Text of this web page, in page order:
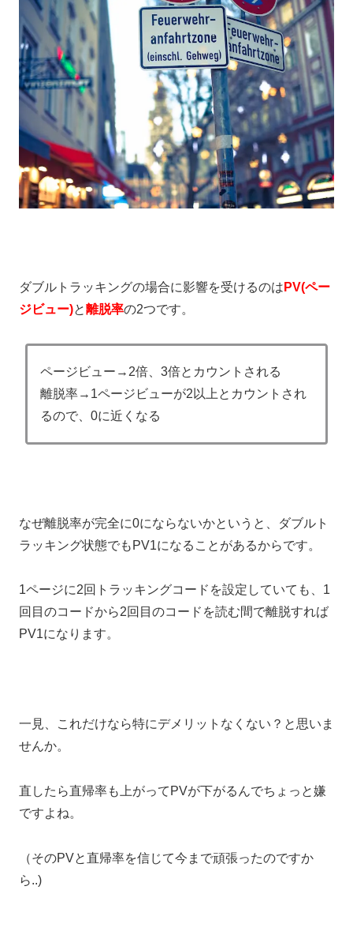
ダブルトラッキングの場合に影響を受けるのは PV(ペー
ジビュー)と離脱率の2つです。
ページビュー→2倍、3倍とカウントされる
離脱率→1ページビューが2以上とカウントされ
るので、0に近くなる
なぜ離脱率が完全に0にならないかというと、ダブルト
ラッキング状態でもPV1になることがあるからです。
1ページに2回トラッキングコードを設定していても、1
回目のコードから2回目のコードを読む間で離脱すれば
PV1になります。
一見、これだけなら特にデメリットなくない？と思いま
せんか。
直したら直帰率も上がってPVが下がるんでちょっと嫌
ですよね。
（そのPVと直帰率を信じて今まで頑張ったのですか
ら..)